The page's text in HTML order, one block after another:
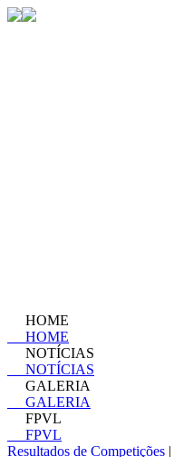
HOME
HOME
NOTÍCIAS
NOTÍCIAS
GALERIA
GALERIA
FPVL
FPVL
Resultados de Competições |